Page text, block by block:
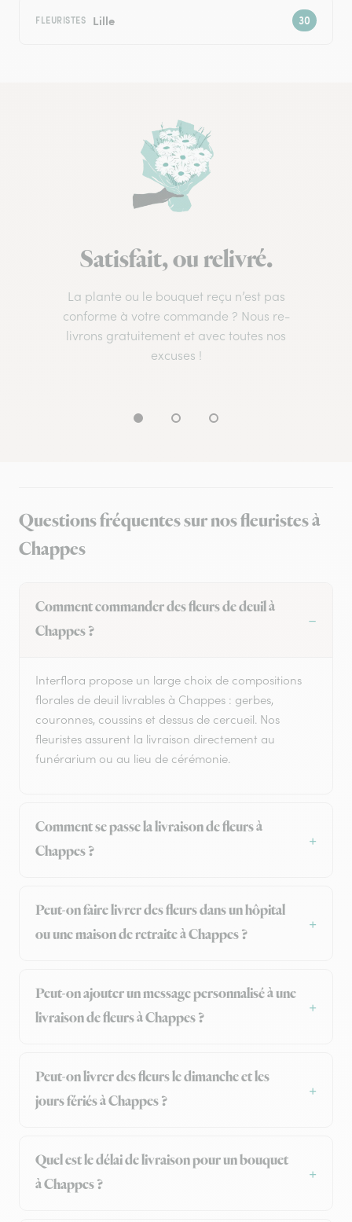
FLEURISTES Lille
Satisfait, ou relivré.
La plante ou le bouquet reçu n’est pas
conforme à votre commande ? Nous re-
livrons gratuitement et avec toutes nos
excuses !
Questions fréquentes sur nos fleuristes à
Chappes
Comment commander des fleurs de deuil à
Chappes ?
Interflora propose un large choix de compositions
florales de deuil livrables à Chappes : gerbes,
couronnes, coussins et dessus de cercueil. Nos
fleuristes assurent la livraison directement au
funérarium ou au lieu de cérémonie.
Comment se passe la livraison de fleurs à
Chappes ?
Peut-on faire livrer des fleurs dans un hôpital
ou une maison de retraite à Chappes ?
Peut-on ajouter un message personnalisé à une
livraison de fleurs à Chappes ?
Peut-on livrer des fleurs le dimanche et les
jours fériés à Chappes ?
Quel est le délai de livraison pour un bouquet
à Chappes ?